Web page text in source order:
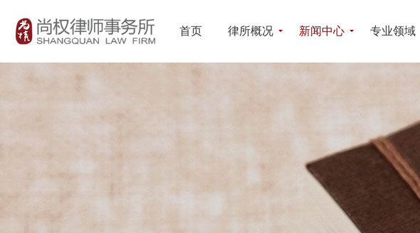
首页 律所概况 新闻中心 专业领域